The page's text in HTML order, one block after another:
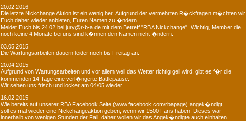
20.02.2016
Die letzte Nickchange Aktion ist ein wenig her. Aufgrund der vermehrten R�ckfragen m�chten wir
Euch daher wieder anbieten, Euren Namen zu �ndern.
Meldet Euch bis 24.02 bei jury@r-b-a.de mit dem Betreff "RBA Nickchange". Wichtig, Member die
noch keine 4 Monate bei uns sind k�nnen den Namen nicht �ndern.
03.05.2015
Die Wartungsarbeiten dauern leider noch bis Freitag an.
20.04.2015
Aufgrund von Wartungsarbeiten und vor allem weil das Wetter richtig geil wird, gibt es f�r die
kommenden 14 Tage eine verl�ngerte Battlepause.
Wir sehen uns frisch und locker am 04/05 wieder.
16.02.2015
Wie bereits auf unserer RBA Facebook Seite (www.facebook.com/rbapage) angek�ndigt,
soll es mal wieder eine Nickchangeaktion geben, wenn wir 1500 Fans haben. Dieses war
innerhalb von wenigen Stunden der Fall, daher wollen wir das Angek�ndigte auch einhalten.